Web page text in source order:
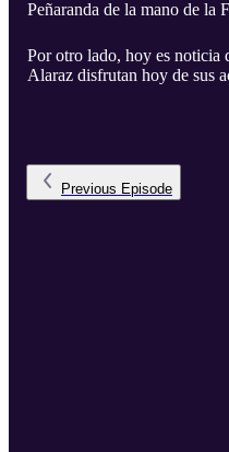
Peñaranda de la mano de la
Por otro lado, hoy es noticia
Alaraz disfrutan hoy de sus
Previous Episode